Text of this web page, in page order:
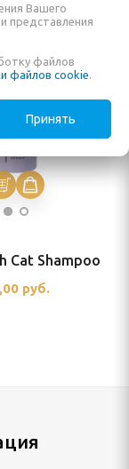
Cat Shampoo
руб.
Вашего
представления
файлов
файлов cookie
Принять